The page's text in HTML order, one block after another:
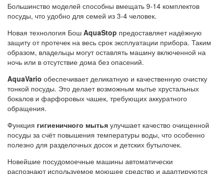
Большинство моделей способны вмещать 9-14 комплектов
посуды, что удобно для семей из 3-4 человек.
Новая технология Бош AquaStop предоставляет надёжную
защиту от протечек на весь срок эксплуатации прибора. Таким
образом, владельцы могут оставлять машину включенной на
ночь или в отсутствие дома без опасений.
AquaVario обеспечивает деликатную и качественную очистку
тонкой посуды. Это делает возможным мытье хрустальных
бокалов и фарфоровых чашек, требующих аккуратного
обращения.
Функция гигиеничного мытья улучшает качество очищенной
посуды за счёт повышения температуры воды, что особенно
полезно для разделочных досок и детских бутылочек.
Новейшие посудомоечные машины автоматически
распознают используемое моющее средство и адаптируются